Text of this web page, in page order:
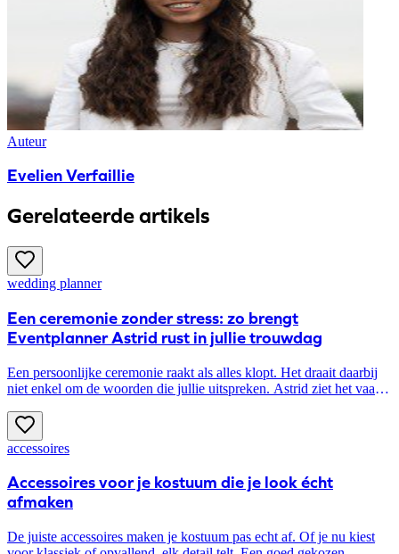
Auteur
Evelien Verfaillie
Gerelateerde artikels
wedding planner
​Een ceremonie zonder stress: zo brengt
Eventplanner Astrid rust in jullie trouwdag
Een persoonlijke ceremonie raakt als alles klopt. Het draait daarbij
niet enkel om de woorden die jullie uitspreken. Astrid ziet het vaak:
stuctuur en timing minstens even belangrijk zijn voor een goede
flow. Precies daar zorgt zij als ceremoniespreker en dagcoördinator
voor rust en samenhang.
accessoires
Accessoires voor je kostuum die je look écht
afmaken
De juiste accessoires maken je kostuum pas echt af. Of je nu kiest